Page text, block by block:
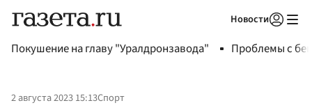
Новости
Покушение на главу "Уралдронзавода" Проблемы с
2 августа 2023 15:13Спорт